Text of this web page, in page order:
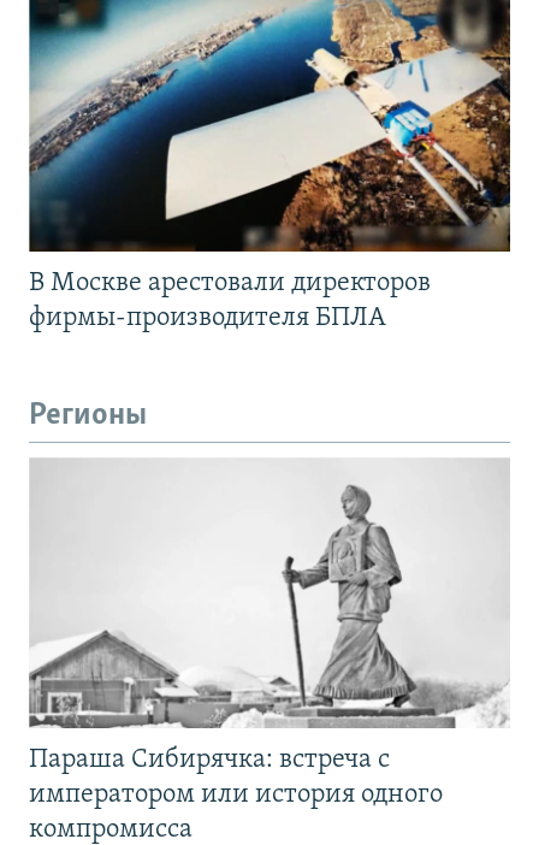
В Москве арестовали директоров
фирмы-производителя БПЛА
Регионы
Параша Сибирячка: встреча с
императором или история одного
компромисса